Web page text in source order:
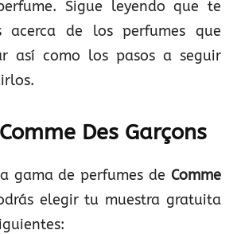
Sigue leyendo que te
acerca de los perfumes que
así como los pasos a seguir
Des Garçons
gama de perfumes de Comme
elegir tu muestra gratuita